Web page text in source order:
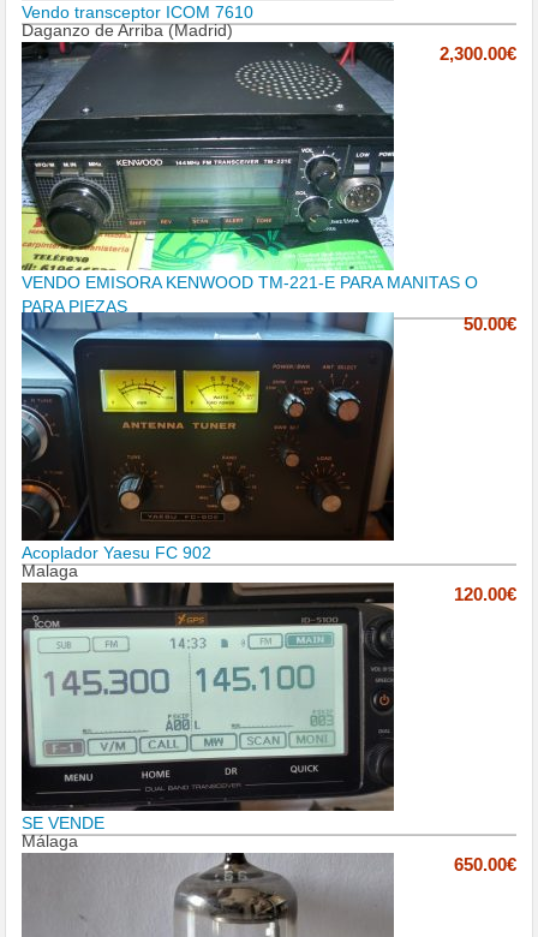
Vendo transceptor ICOM 7610
Daganzo de Arriba (Madrid)
2,300.00€
VENDO EMISORA KENWOOD TM-221-E PARA MANITAS O
PARA PIEZAS
50.00€
Acoplador Yaesu FC 902
Malaga
120.00€
SE VENDE
Málaga
650.00€